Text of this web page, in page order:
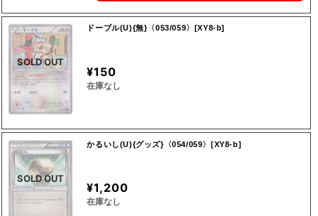
SOLD OUT
ドーブル(U){無}〈053/059〉[XY8-b]
¥150
在庫なし
SOLD OUT
かるいし(U){グッズ}〈054/059〉[XY8-b]
¥1,200
在庫なし